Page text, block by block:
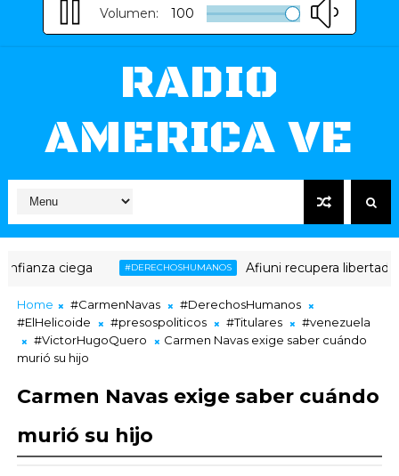
Volumen: 100
RADIO
AMERICA VE
#DERECHOSHUMANOS Afiuni recupera libertad plena tras
Home #CarmenNavas
#DerechosHumanos
#ElHelicoide
#presospoliticos #Titulares
#venezuela
#VictorHugoQuero
Carmen Navas exige saber cuándo
murió su hijo
Carmen Navas exige saber cuándo
murió su hijo